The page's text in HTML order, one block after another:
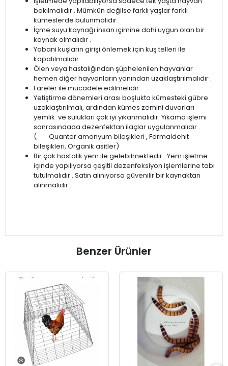
bakılmalıdır . Mümkün değilse farklı yaşlar farklı
kümeslerde bulunmalıdır .
İçme suyu kaynağı insan içimine dahi uygun olan bir
kaynak olmalıdır .
Yabani kuşların girişi önlemek için kuş telleri ile
kapatılmalıdır .
Ölen veya hastalığından şüphelenilen hayvanlar
hemen diğer hayvanların yanından uzaklaştırılmalıdır .
Fareler ile mücadele edilmelidir.
Yetiştirme dönemleri arası boşlukta kümesteki gübre
uzaklaştırılmalı, ardından kümes zemini duvarları
yemlik ve sulukları çok iyi yıkanmalıdır. Yıkama işlemi
sonrasındada dezenfektan ilaçlar uygulanmalıdır .
( Quanter amonyum bileşikleri , Formaldehit
bileşikleri, Organik asitler)
Bir çok hastalık yem ile gelebilmektedir . Yem işletme
içinde yapılıyorsa çeşitli dezenfeksiyon işlemlerine tabi
tutulmalıdır . Satın alınıyorsa güvenilir bir kaynaktan
alınmalıdır .
Benzer Ürünler